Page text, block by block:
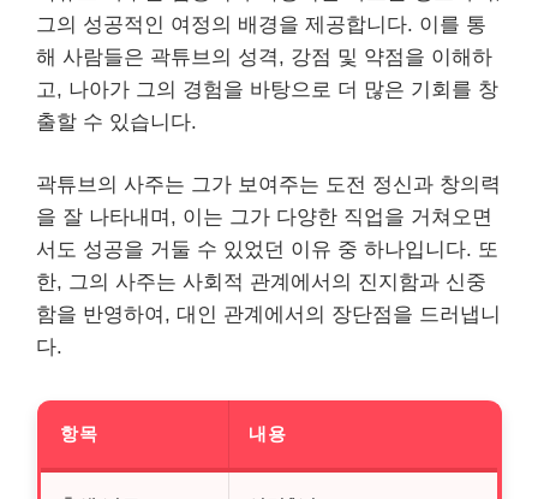
그의 성공적인 여정의 배경을 제공합니다. 이를 통
해 사람들은 곽튜브의 성격, 강점 및 약점을 이해하
고, 나아가 그의 경험을 바탕으로 더 많은 기회를 창
출할 수 있습니다.
곽튜브의 사주는 그가 보여주는 도전 정신과 창의력
을 잘 나타내며, 이는 그가 다양한 직업을 거쳐오면
서도 성공을 거둘 수 있었던 이유 중 하나입니다. 또
한, 그의 사주는 사회적 관계에서의 진지함과 신중
함을 반영하여, 대인 관계에서의 장단점을 드러냅니
다.
항목 내용